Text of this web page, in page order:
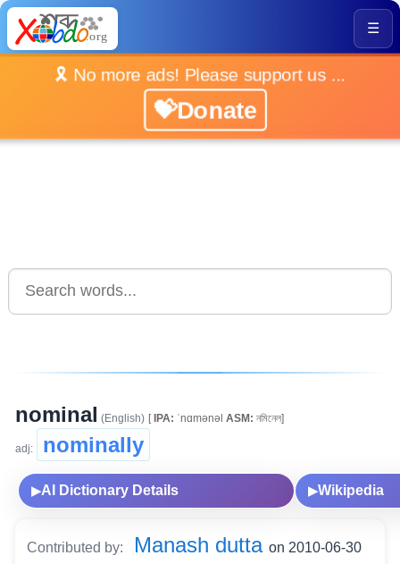
☰
🎗️ No more ads! Please support us ...
💝Donate
nominal (English) [IPA: ˈnɑmənəl ASM: নমিনেল]
adj: nominally
▶AI Dictionary Details ▶Wikipedia
Contributed by: Manash dutta on 2010-06-30